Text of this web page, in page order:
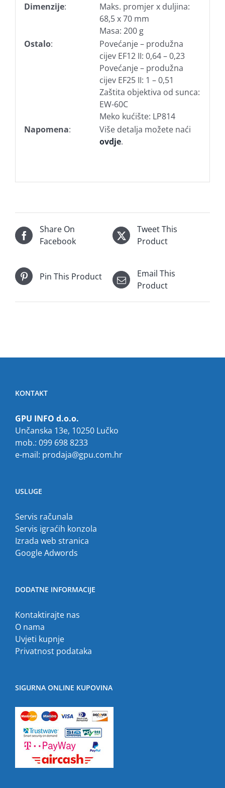
Dimenzije:
Maks. promjer x duljina:
68,5 x 70 mm
Masa: 200 g
Ostalo:
Povećanje – produžna
cijev EF12 II: 0,64 – 0,23
Povećanje – produžna
cijev EF25 II: 1 – 0,51
Zaštita objektiva od sunca:
EW-60C
Meko kućište: LP814
Napomena:
Više detalja možete naći
ovdje.
Share On
Facebook
Tweet This
Product
Pin This Product
Email This
Product
KONTAKT
GPU INFO d.o.o.
Unčanska 13e, 10250 Lučko
mob.: 099 698 8233
e-mail: prodaja@gpu.com.hr
USLUGE
Servis računala
Servis igraćih konzola
Izrada web stranica
Google Adwords
DODATNE INFORMACIJE
Kontaktirajte nas
O nama
Uvjeti kupnje
Privatnost podataka
SIGURNA ONLINE KUPOVINA